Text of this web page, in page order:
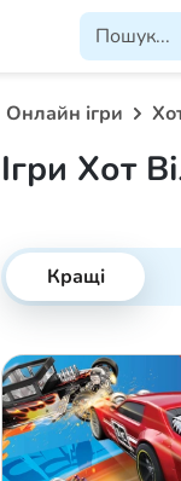
Онлайн ігри
Ігри Хот
Кращі